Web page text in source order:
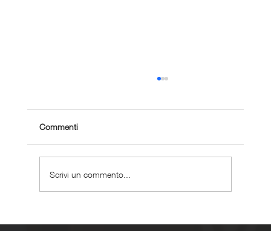
Commenti
Scrivi un commento...